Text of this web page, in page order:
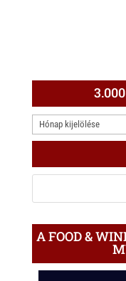
3.000
ÍRÁS
BLOGON
A FOOD &